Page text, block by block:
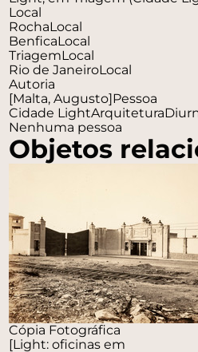
Local
RochaLocal
BenficaLocal
TriagemLocal
Rio de JaneiroLocal
Autoria
[Malta, Augusto]Pessoa
Cidade LightArquitetura
Nenhuma pessoa
Objetos
Cópia Fotográfica
[Light: oficinas em